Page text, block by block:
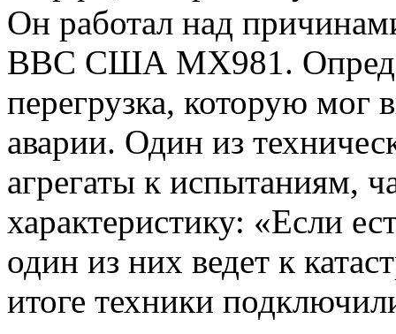
Он работал над
ВВС США МХ981.
перегрузка, которую мог
аварии. Один из
агрегаты к испытаниям,
характеристику: «Если
один из них ведет к
итоге техники